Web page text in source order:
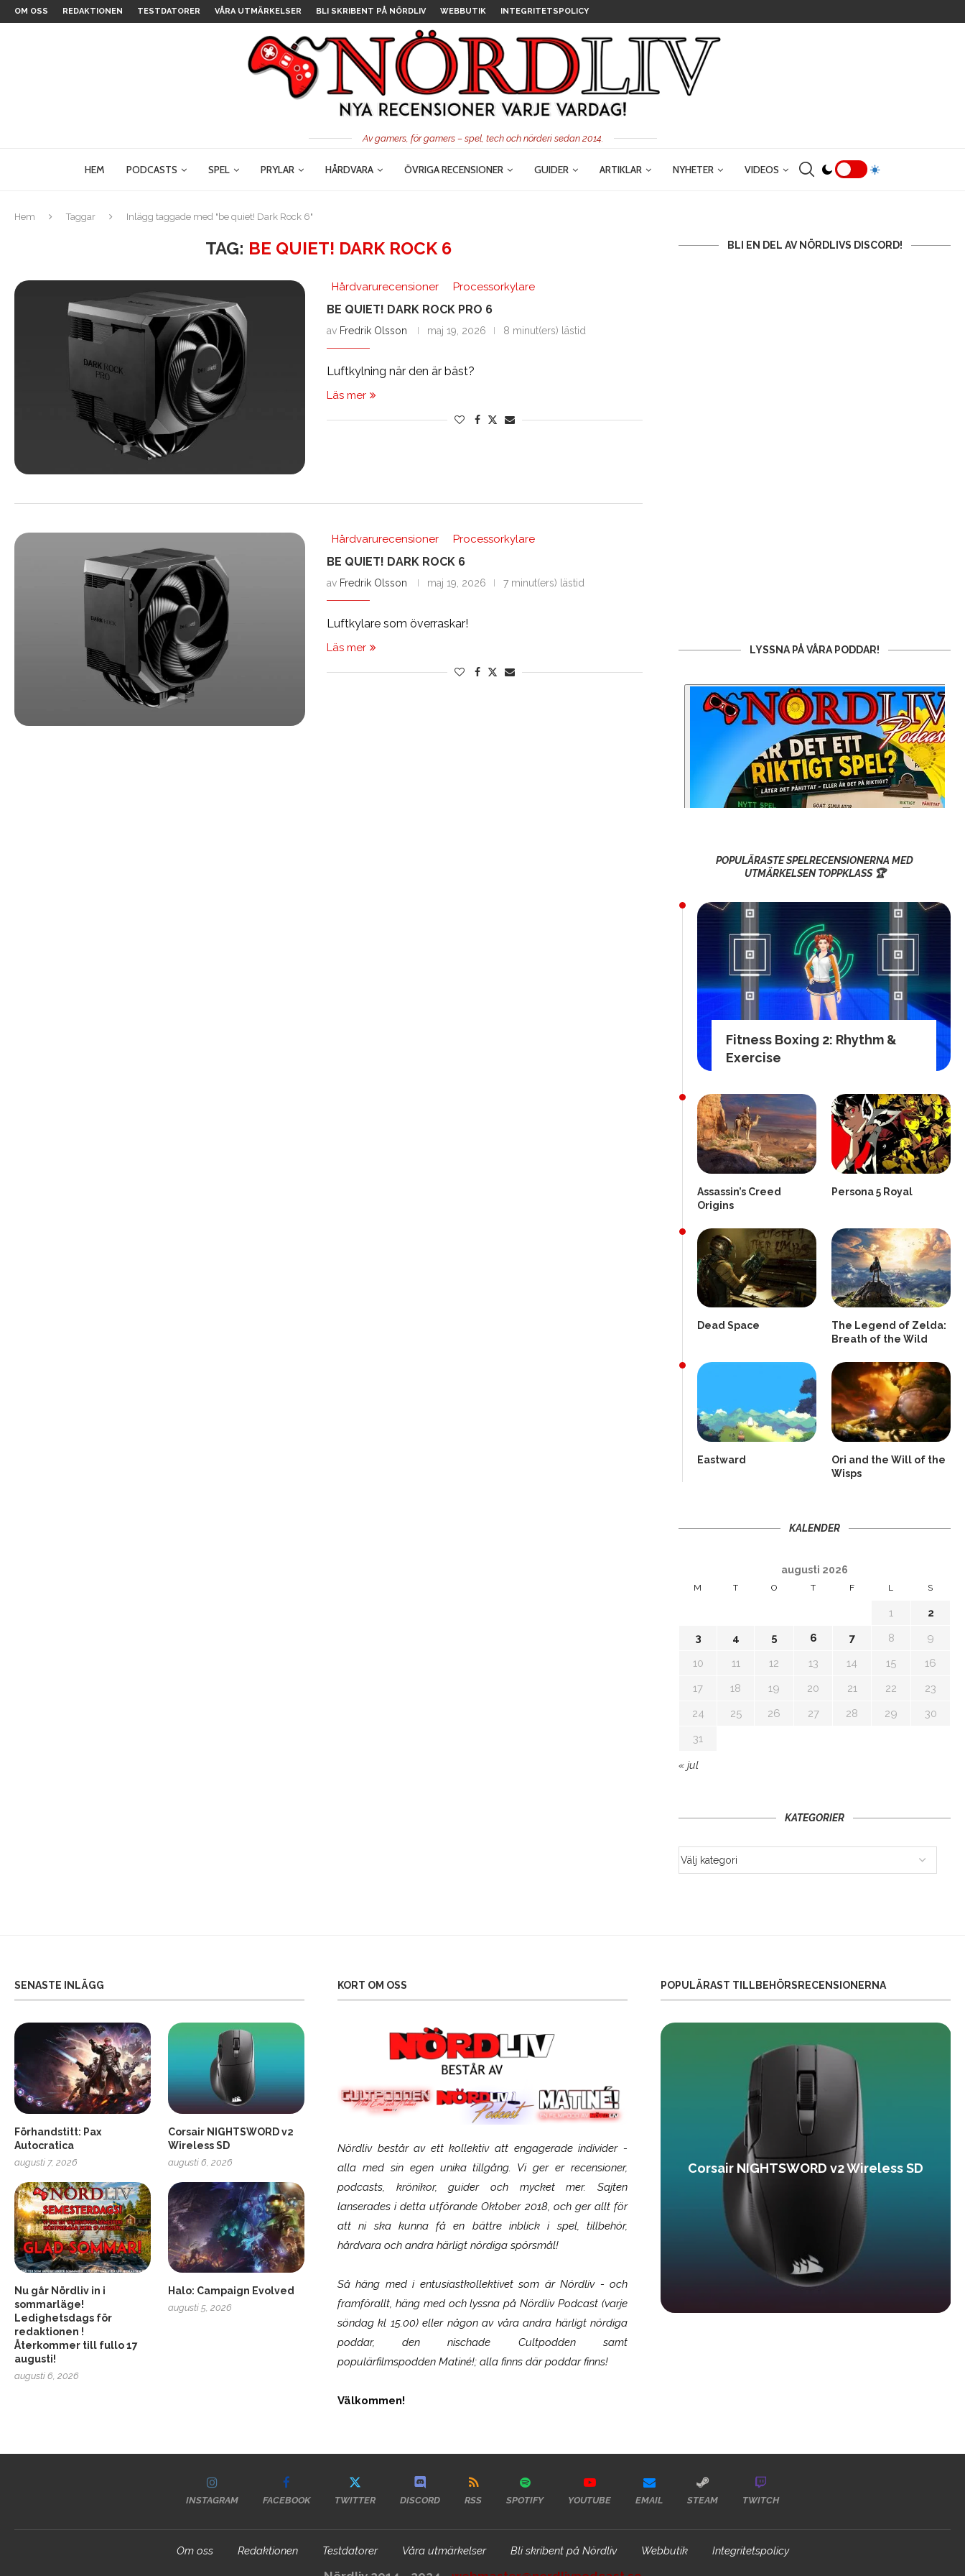
OM OSS REDAKTIONEN TESTDATORER VÅRA UTMÄRKELSER BLI SKRIBENT PÅ NÖRDLIV WEBBUTIK INTEGRITETSPOLICY
Av gamers, för gamers – spel, tech och nörderi sedan 2014.
HEM PODCASTS SPEL PRYLAR HÅRDVARA ÖVRIGA RECENSIONER GUIDER ARTIKLAR NYHETER VIDEOS
Hem Taggar Inlägg taggade med "be quiet! Dark Rock 6"
TAG: BE QUIET! DARK ROCK 6
Hårdvarurecensioner Processorkylare
BE QUIET! DARK ROCK PRO 6
av Fredrik Olsson maj 19, 2026 8 minut(ers) lästid
Luftkylning när den är bäst?
Läs mer
Hårdvarurecensioner Processorkylare
BE QUIET! DARK ROCK 6
av Fredrik Olsson maj 19, 2026 7 minut(ers) lästid
Luftkylare som överraskar!
Läs mer
BLI EN DEL AV NÖRDLIVS DISCORD!
LYSSNA PÅ VÅRA PODDAR!
POPULÄRASTE SPELRECENSIONERNA MED
UTMÄRKELSEN TOPPKLASS 🏆
Fitness Boxing 2: Rhythm &
Exercise
Assassin’s Creed
Origins
Persona 5 Royal
Dead Space
The Legend of Zelda:
Breath of the Wild
Eastward
Ori and the Will of the
Wisps
KALENDER
augusti 2026
M T O T F L S
1
2
3
4 5 6 7 8
9
10
11 12 13 14 15
16
17
18 19 20 21 22
23
24
25 26 27 28 29
30
31
« jul
KATEGORIER
SENASTE INLÄGG
Förhandstitt: Pax
Autocratica
augusti 7, 2026
Corsair NIGHTSWORD v2
Wireless SD
augusti 6, 2026
Nu går Nördliv in i
sommarläge!
Ledighetsdags för
redaktionen !
Återkommer till fullo 17
augusti!
augusti 6, 2026
Halo: Campaign Evolved
augusti 5, 2026
KORT OM OSS
Nördliv består av ett kollektiv att engagerade individer -
alla med sin egen unika tillgång. Vi ger er recensioner,
podcasts, krönikor, guider och mycket mer. Sajten
lanserades i detta utförande Oktober 2018, och ger allt för
att ni ska kunna få en bättre inblick i spel, tillbehör,
hårdvara och andra härligt nördiga spörsmål!
Så häng med i entusiastkollektivet som ärNördliv- och
framförallt, häng med och lyssna på Nördliv Podcast (varje
söndag kl 15.00) eller någon av våra andra härligt nördiga
poddar, den nischade Cultpodden samt
populärfilmspodden Matiné!; alla finns där poddar finns!
Välkommen!
POPULÄRAST TILLBEHÖRSRECENSIONERNA
Soundcore Liberty 5 Pro SCUF Gaming Omega Corsair NIGHTSWORD v2 Wireless SD
INSTAGRAM FACEBOOK TWITTER DISCORD RSS SPOTIFY YOUTUBE EMAIL STEAM TWITCH
Om oss Redaktionen Testdatorer Våra utmärkelser Bli skribent på Nördliv Webbutik Integritetspolicy